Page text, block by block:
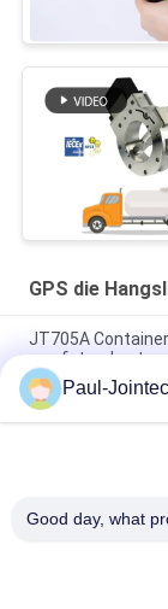
GPS die
JT705A
op afstand
Anti-diefstal
Jointech
Paul-
Good day, what